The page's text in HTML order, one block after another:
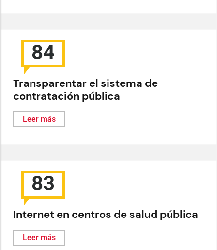
84
Transparentar el sistema de
contratación pública
Leer más
83
Internet en centros de salud pública
Leer más